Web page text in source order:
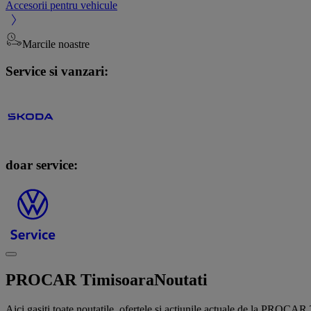
Accesorii pentru vehicule
Marcile noastre
Service si vanzari:
doar service:
PROCAR TimisoaraNoutati